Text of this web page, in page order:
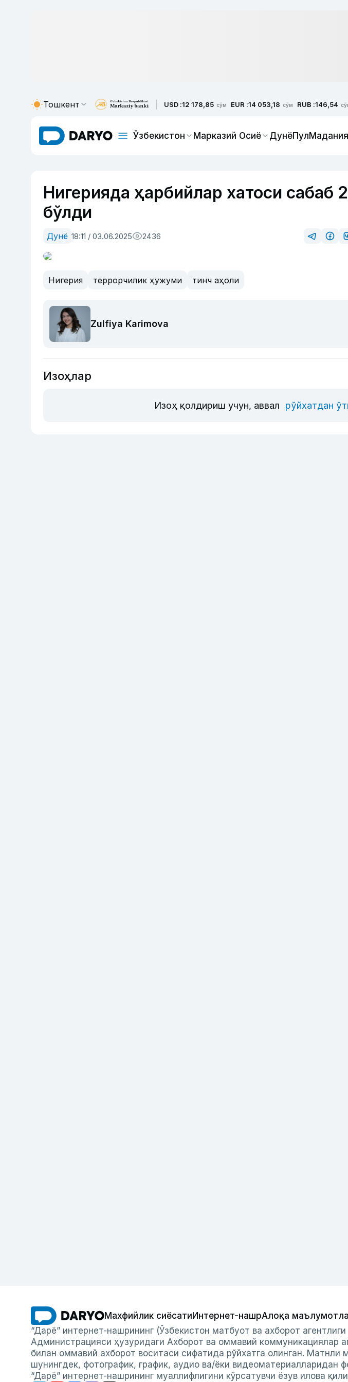
Тошкент USD :12 178,85 сўм EUR :14 053,18 сўм RUB :146,54
Ўзбекистон Марказий Осиё ДунёПул
Нигерияда ҳарбийлар хатоси сабаб
бўлди
Дунё 18:11 / 03.06.2025 2436
Нигерия террорчилик ҳужуми тинч аҳоли
Zulfiya Karimova
Изоҳлар
Изоҳ қолдириш учун, аввал рўйхатдан
Махфийлик сиёсатиИнтернет-нашрАлоқа
“Дарё” интернет-нашрининг (Ўзбекистон матбуот ва ахборот
Администрацияси ҳузуридаги Ахборот ва оммавий коммуникациялар
билан оммавий ахборот воситаси сифатида рўйхатга олинган.
шунингдек, фотографик, график, аудио ва/ёки видеоматериалларидан
“Дарё” интернет-нашрининг муаллифлигини кўрсатувчи ёзув илова